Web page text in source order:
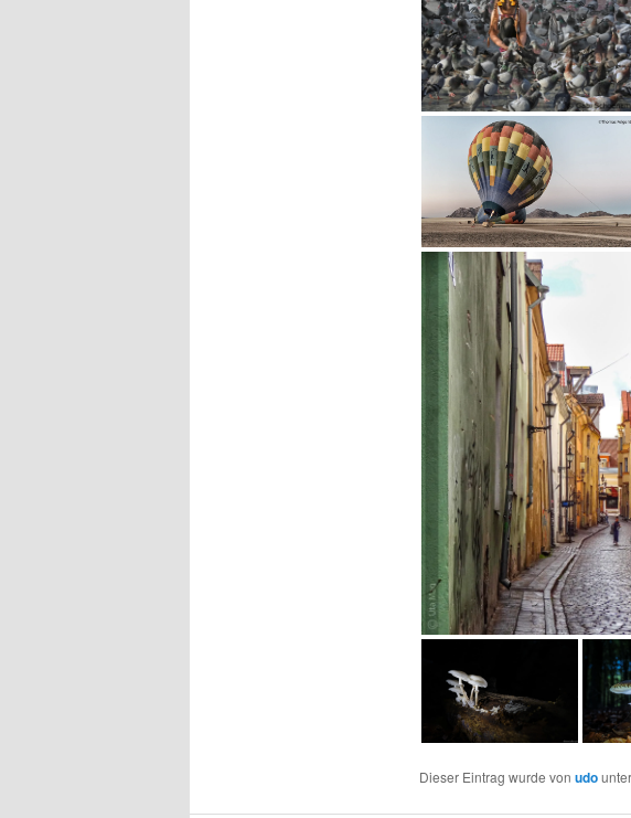
Dieser Eintrag wurde von udounter